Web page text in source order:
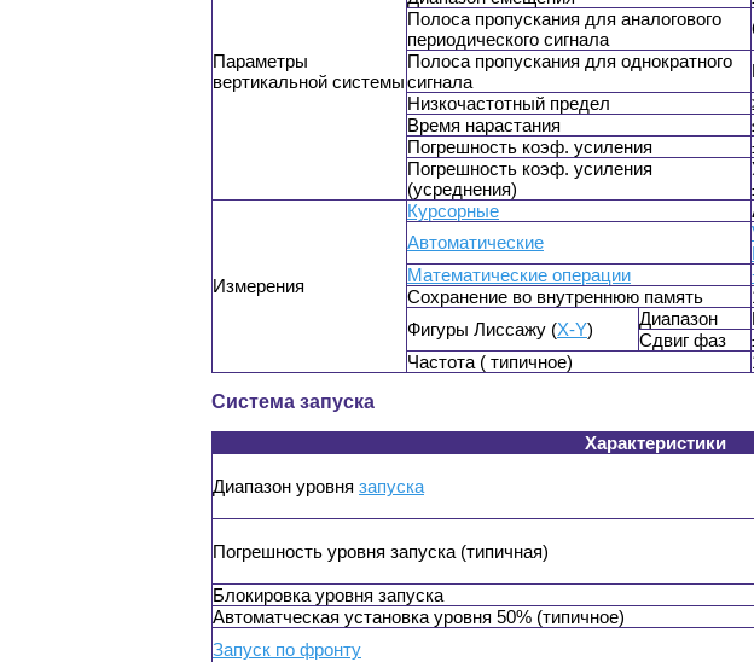
Параметры
вертикальной системы
Полоса пропускания для аналогового
периодического сигнала
Полоса пропускания для однократного
сигнала
Низкочастотный предел
Время нарастания
Погрешность коэф. усиления
Погрешность коэф. усиления
(усреднения)
Измерения
Курсорные
Автоматические
Математические операции
Сохранение во внутреннюю память
Фигуры Лиссажу (X-Y)
Диапазон
Сдвиг фаз
Частота ( типичное)
Система запуска
Характеристики
Диапазон уровня запуска
Погрешность уровня запуска (типичная)
Блокировка уровня запуска
Автоматческая установка уровня 50% (типичное)
Запуск по фронту